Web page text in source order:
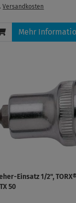
Versandkosten
Mehr
Einsatz 1/2",
50